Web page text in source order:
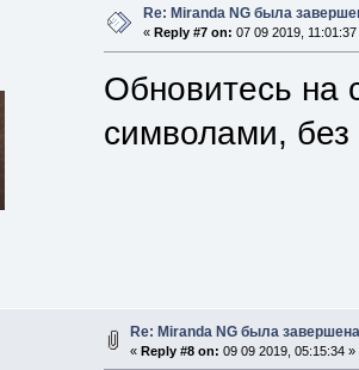
Re: Miranda NG была
« Reply #7 on: 07 09 2019, 11:01:37
Обновитесь на
символами, без
Re: Miranda NG была
« Reply #8 on: 09 09 2019, 05:15:34 »